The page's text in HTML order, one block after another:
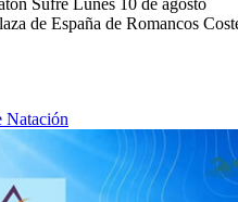
de España de Romancos
Natación